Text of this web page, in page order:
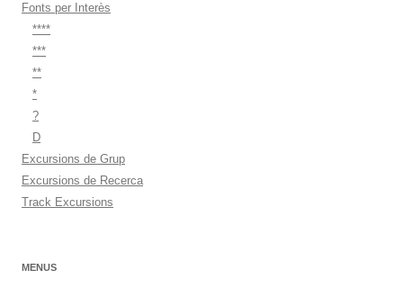
Fonts per Interès
****
***
**
*
?
D
Excursions de Grup
Excursions de Recerca
Track Excursions
MENUS